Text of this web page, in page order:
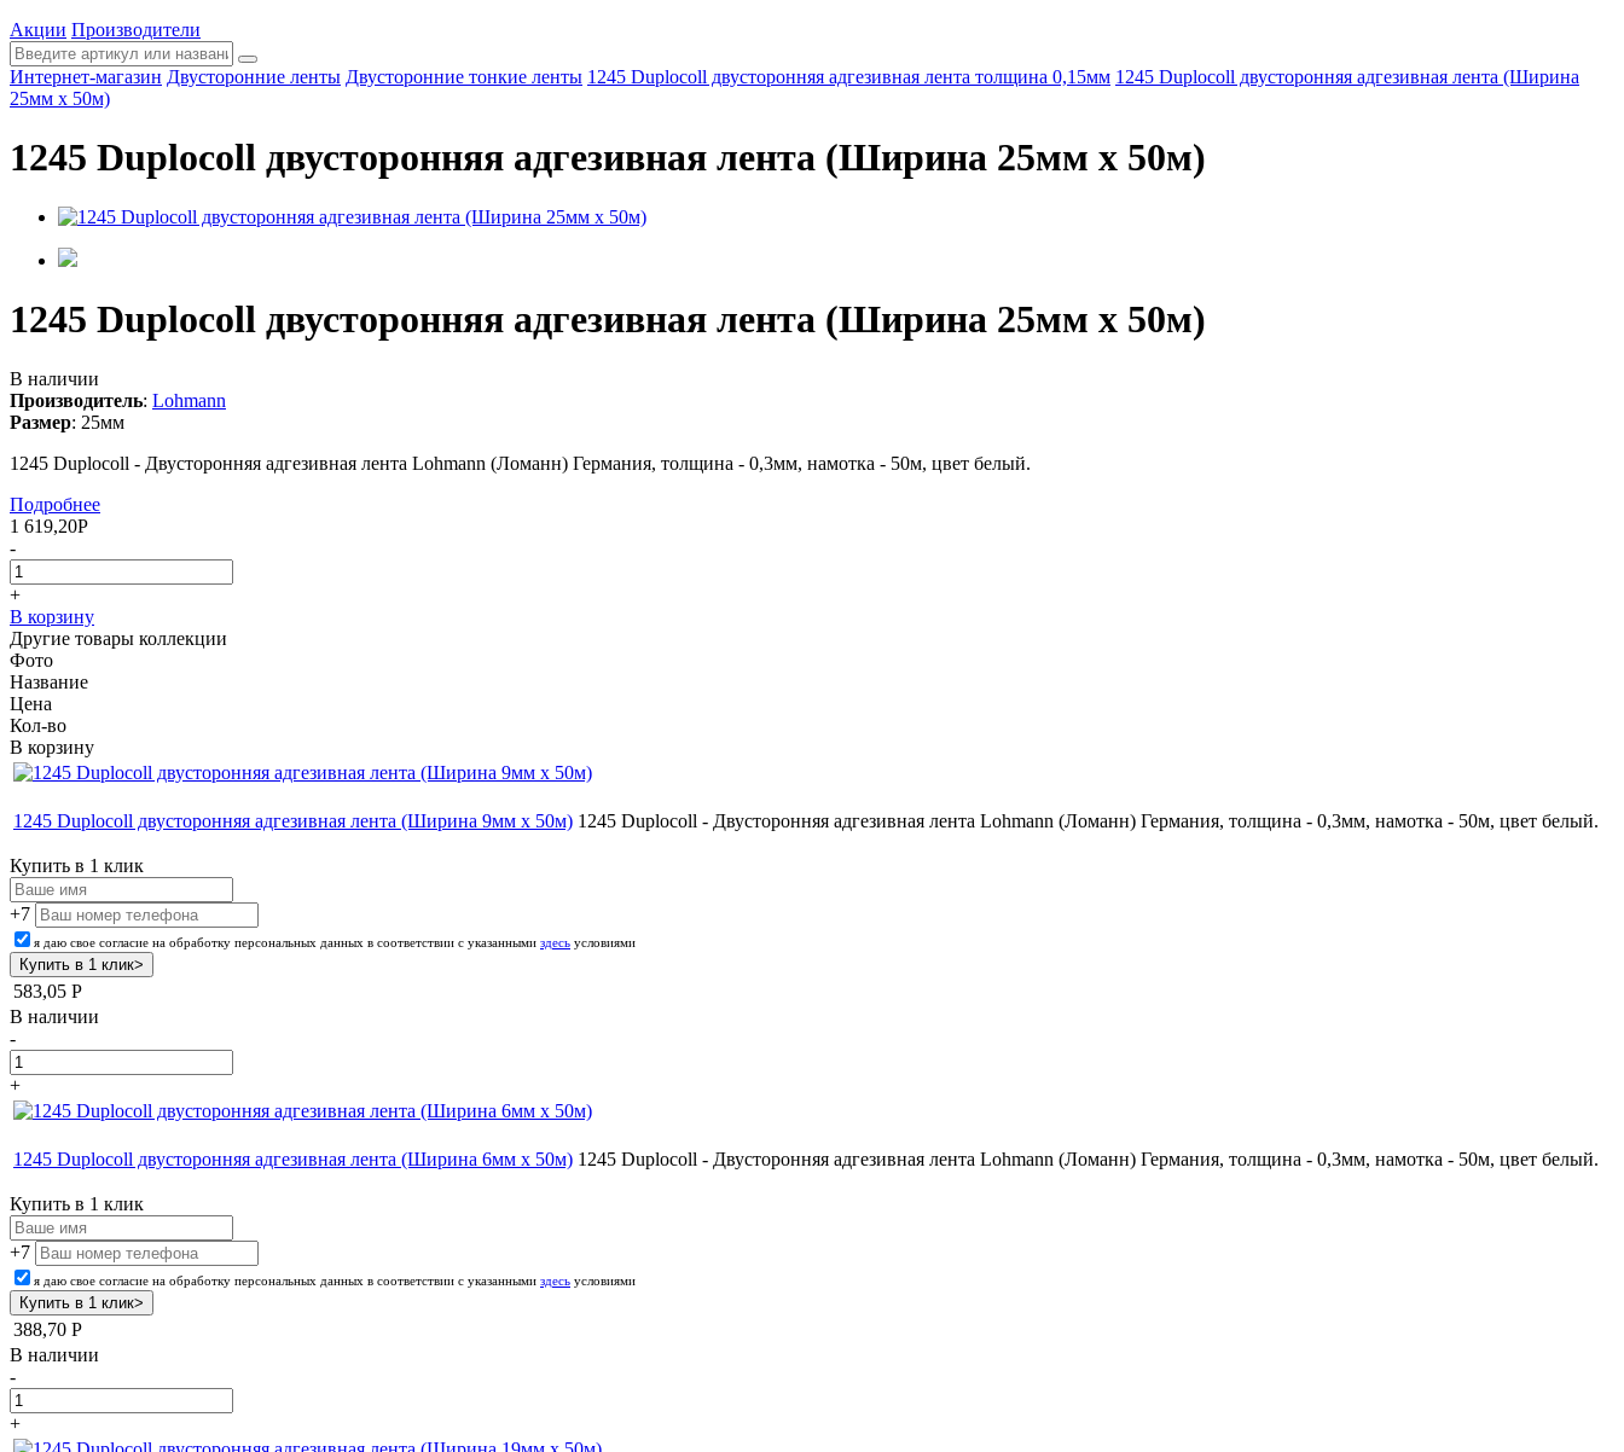
Акции Производители
Интернет-магазин Двусторонние ленты Двусторонние тонкие ленты 1245 Duplocoll двусторонняя адгезивная лента толщина 0,15мм 1245 Duplocoll двусторонняя адгезивная лента (Ширина
25мм х 50м)
1245 Duplocoll двусторонняя адгезивная лента (Ширина 25мм х 50м)
1245 Duplocoll двусторонняя адгезивная лента (Ширина 25мм х 50м)
В наличии
Производитель: Lohmann
Размер: 25мм
1245 Duplocoll - Двусторонняя адгезивная лента Lohmann (Ломанн) Германия, толщина - 0,3мм, намотка - 50м, цвет белый.
Подробнее
1 619,20Р
-
+
В корзину
Другие товары коллекции
Фото
Название
Цена
Кол-во
В корзину
1245 Duplocoll двусторонняя адгезивная лента (Ширина 9мм х 50м) 1245 Duplocoll - Двусторонняя адгезивная лента Lohmann (Ломанн) Германия, толщина - 0,3мм, намотка - 50м, цвет белый.
Купить в 1 клик
+7
я даю свое согласие на обработку персональных данных в соответствии с указанными здесь условиями
583,05 Р
В наличии
-
+
1245 Duplocoll двусторонняя адгезивная лента (Ширина 6мм х 50м) 1245 Duplocoll - Двусторонняя адгезивная лента Lohmann (Ломанн) Германия, толщина - 0,3мм, намотка - 50м, цвет белый.
Купить в 1 клик
+7
я даю свое согласие на обработку персональных данных в соответствии с указанными здесь условиями
388,70 Р
В наличии
-
+